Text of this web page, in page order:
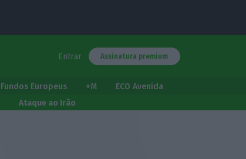
Entrar Assinatura premium
Fundos Europeus +M
ECO Avenida
Ataque ao Irão